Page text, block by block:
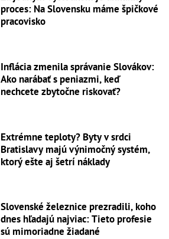
proces: Na Slovensku máme špičkové
pracovisko
Inflácia zmenila správanie Slovákov:
Ako narábať s peniazmi, keď
nechcete zbytočne riskovať?
Extrémne teploty? Byty v srdci
Bratislavy majú výnimočný systém,
ktorý ešte aj šetrí náklady
Slovenské železnice prezradili, koho
dnes hľadajú najviac: Tieto profesie
sú mimoriadne žiadané